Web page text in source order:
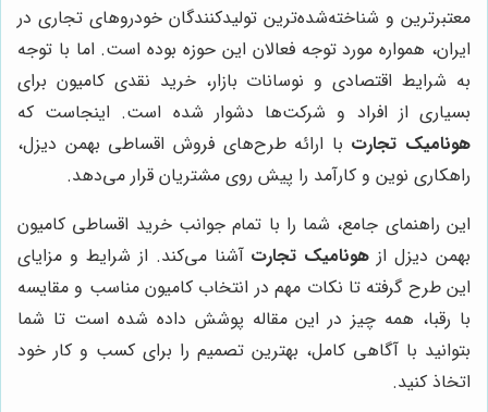
معتبرترین و شناخته‌شده‌ترین تولیدکنندگان خودروهای تجاری در
ایران، همواره مورد توجه فعالان این حوزه بوده است. اما با توجه
به شرایط اقتصادی و نوسانات بازار، خرید نقدی کامیون برای
بسیاری از افراد و شرکت‌ها دشوار شده است. اینجاست که
هونامیک تجارت با ارائه طرح‌های فروش اقساطی بهمن دیزل،
راهکاری نوین و کارآمد را پیش روی مشتریان قرار می‌دهد.
این راهنمای جامع، شما را با تمام جوانب خرید اقساطی کامیون
بهمن دیزل از هونامیک تجارت آشنا می‌کند. از شرایط و مزایای
این طرح گرفته تا نکات مهم در انتخاب کامیون مناسب و مقایسه
با رقبا، همه چیز در این مقاله پوشش داده شده است تا شما
بتوانید با آگاهی کامل، بهترین تصمیم را برای کسب و کار خود
اتخاذ کنید.